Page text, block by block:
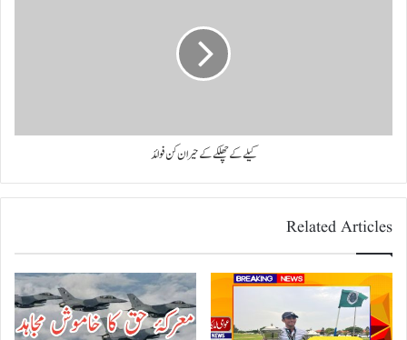
کیلے کے چھلکے کے حیران کن فوائد
Related Articles